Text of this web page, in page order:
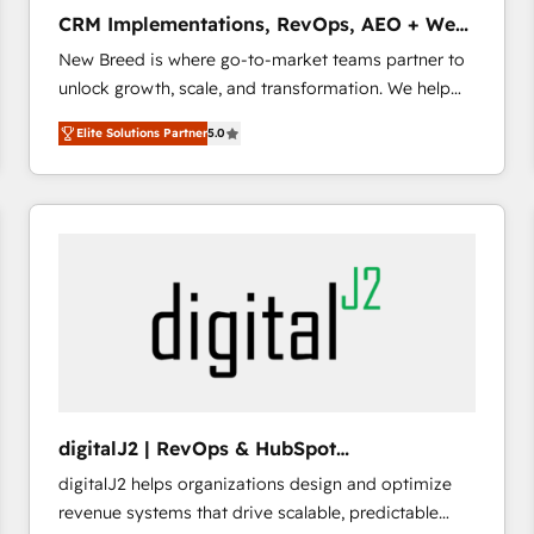
2️⃣ AIエージェント組織構築 営業・マーケティング業務
の一部をAIが自律実行する組織への移行を設計・実装。
Breeze・Claude等をHubSpotと連携させ、役割定義・
運用ルール・成果指標まで含めて設計します。 3️⃣ 全社
DX × AI推進のPMO伴走支援 複数部門をまたぐDX×AI変
革を、構想から実装・定着までPMOとして主導。「設
定の代行ではなく、設計の責任」を引き受け、部門横断
計・構築：リード獲得・CVR・SEOを前提にした情報設
計・導線設計・テンプレート設計をContent Hubで一体
提供。 ▸ 既存CRM・MAからの移行支援：Salesforce・
Marketo・Pardot等からの移行、カスタム設計、履歴
データ移行と活用設計まで。 ▸ AEO対応：ChatGPT・
ンツとサイト構造を最適化。 🏆 なぜ100incを選ぶの
か？ ✓ HubSpot Eliteパートナー認定 ✓ HubSpotアワ
ード受賞・HUGリーダー ✓ ISO27001:2022 /
ISO9001:2015 取得 ✓ 400社以上の導入実績 ✓
CRM Implementations, RevOps, AEO + Web,
Demand Gen
New Breed is where go-to-market teams partner to
unlock growth, scale, and transformation. We help
companies activate HubSpot’s AI-powered
customer platform and operationalize HubSpot’s
Loop Marketing framework through expert-led
services, smart agents, and purpose-built apps,
buyer journey for clean data, scalability, & reporting.
🎯Demand Gen & ABM: Drive pipeline with inbound,
ABM, AEO, SEO, & paid media. 👩‍💻Web Design:
Build high-performing websites with UX, messaging,
AI, & maximize AEO with tailored AI services. 🧩
Integrations: Extend HubSpot with custom
integrations, hosting, & maintenance.
Elite Solutions Partner5.0
digitalJ2 | RevOps & HubSpot
Implementations
digitalJ2 helps organizations design and optimize
revenue systems that drive scalable, predictable